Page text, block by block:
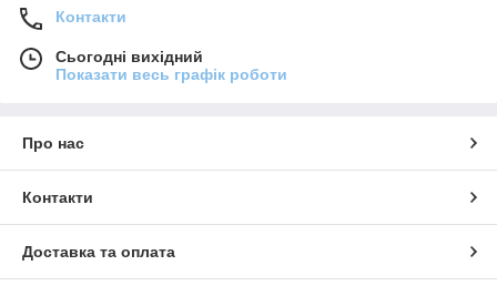
Контакти
Сьогодні вихідний
Показати весь графік роботи
Про нас
Контакти
Доставка та оплата